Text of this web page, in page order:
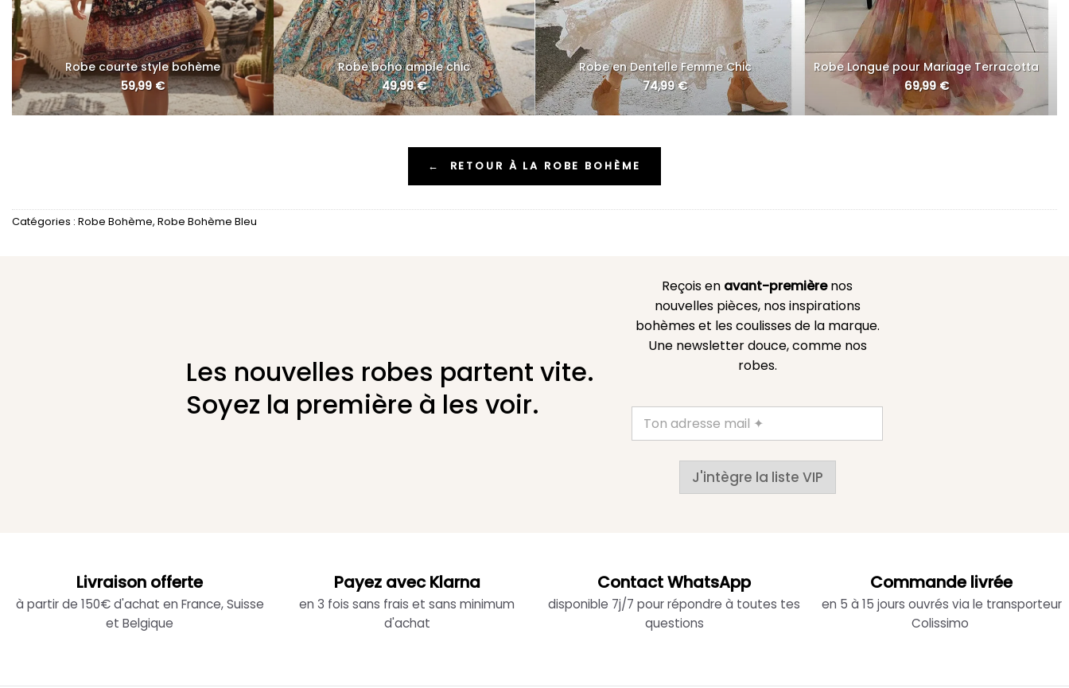
Robe courte style bohème
59,99 €
Robe boho ample chic
49,99€
Robe en Dentelle Femme Chic
74,99€
Robe Longue pour Mariage Terracotta
69,99€
← RETOUR À LA ROBE BOHÈME
Catégories : Robe Bohème, Robe Bohème Bleu
Les nouvelles robes partent vite.
Soyez la première à les voir.
Reçois en avant-premièrenos
nouvelles pièces, nos inspirations
bohèmes et les coulisses de la marque.
Une newsletter douce, comme nos
robes.
J'intègre la liste VIP
Livraison offerte
à partir de 150€ d'achat en France, Suisse
et Belgique
Payez avec Klarna
en 3 fois sans frais et sans minimum
d'achat
Contact WhatsApp
disponible 7j/7 pour répondre à toutes tes
questions
Commande livrée
en 5 à 15 jours ouvrés via le transporteur
Colissimo